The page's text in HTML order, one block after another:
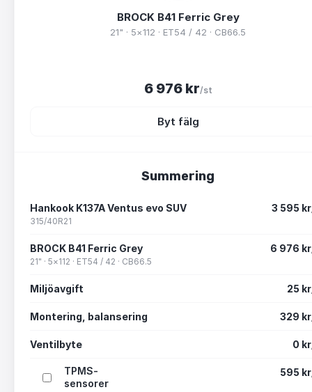
BROCK B41 Ferric Grey
21" · 5×112 · ET54 / 42 · CB66.5
6 976kr/st
Byt fälg
Summering
Hankook K137A Ventus evo SUV
315/40R21
3 595
BROCK B41 Ferric Grey
21" · 5×112 · ET54 / 42 · CB66.5
6 976
Miljöavgift 25
Montering, balansering 329
Ventilbyte 0
TPMS-
sensorer
595